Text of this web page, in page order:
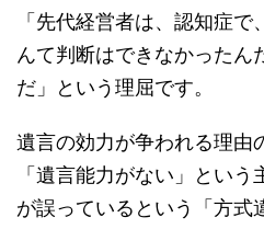
「先代経営者は、認知症
んて判断はできなかったん
だ」という理屈です。
遺言の効力が争われる理由
「遺言能力がない」とい
が誤っているという「方式